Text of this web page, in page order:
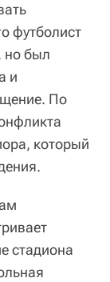
футболист
но был
и
По
который
стадиона